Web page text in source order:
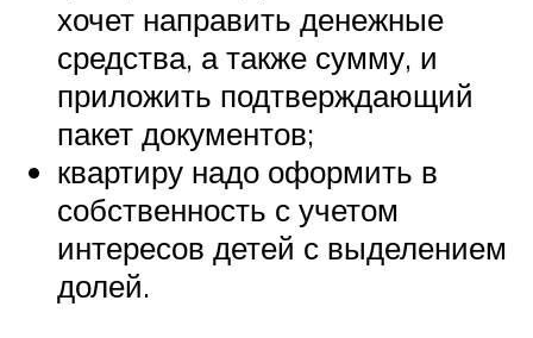
хочет направить денежные
средства, а также сумму, и
приложить подтверждающий
пакет документов;
квартиру надо оформить в
собственность с учетом
интересов детей с выделением
долей.